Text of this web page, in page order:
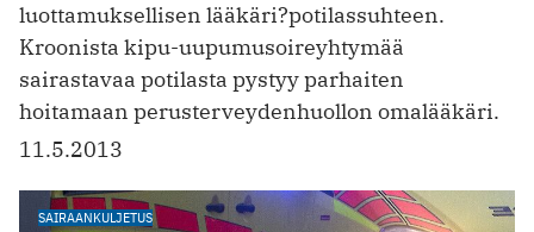
luottamuksellisen lääkäri?potilassuhteen.
Kroonista kipu-uupumusoireyhtymää
sairastavaa potilasta pystyy parhaiten
hoitamaan perusterveydenhuollon omalääkäri.
11.5.2013
SAIRAANKULJETUS